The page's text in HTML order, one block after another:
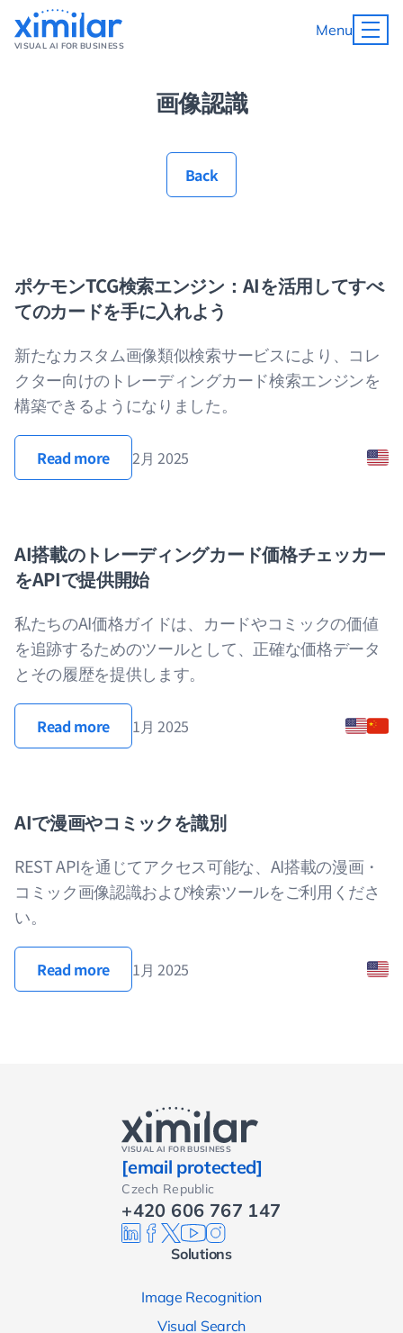
VISUAL AI FOR BUSINESS
Menu
画像認識
Back
ポケモンTCG検索エンジン：AIを活用してすべ
てのカードを手に入れよう
新たなカスタム画像類似検索サービスにより、コレ
クター向けのトレーディングカード検索エンジンを
構築できるようになりました。
Read more 2月 2025
AI搭載のトレーディングカード価格チェッカー
をAPIで提供開始
私たちのAI価格ガイドは、カードやコミックの価値
を追跡するためのツールとして、正確な価格データ
とその履歴を提供します。
Read more 1月 2025
AIで漫画やコミックを識別
REST APIを通じてアクセス可能な、AI搭載の漫画・
コミック画像認識および検索ツールをご利用くださ
い。
Read more 1月 2025
VISUAL AI FOR BUSINESS
[email protected]
Czech Republic
+420 606 767 147
Solutions
Image Recognition
Visual Search